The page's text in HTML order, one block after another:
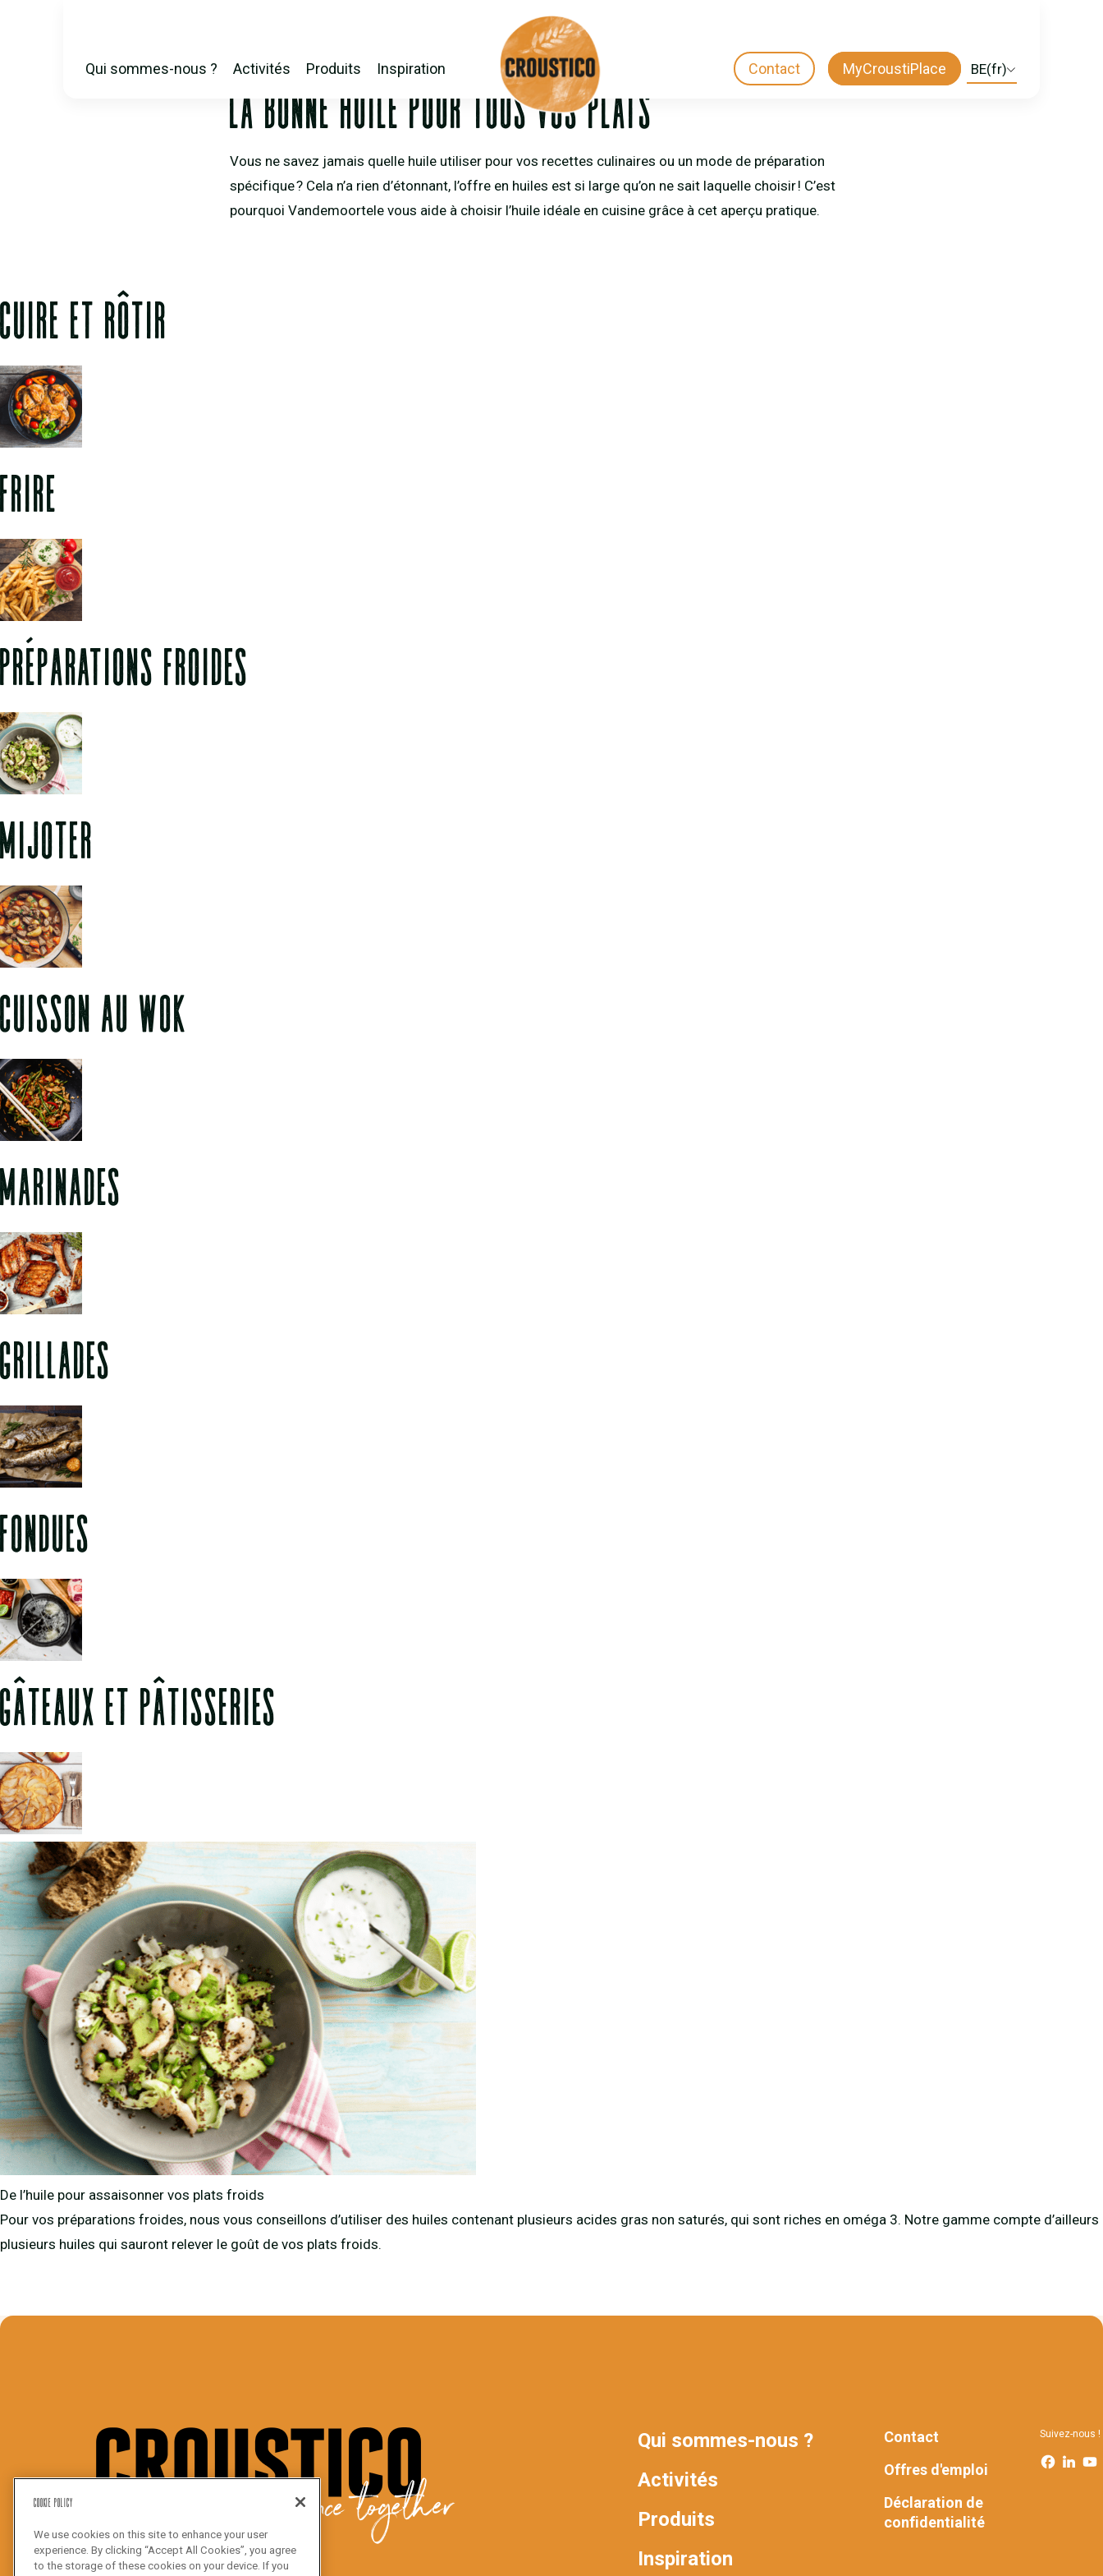
MAIN
Qui sommes-nous ? Activités Produits Inspiration
CTA
MENU
Contact MyCroustiPlace
Select
OLIEWIJZER INTRO FR (DO NOT DELETE)!
LA BONNE HUILE POUR TOUS VOS PLATS
Vous ne savez jamais quelle huile utiliser pour vos recettes culinaires ou un mode de préparation
spécifique ? Cela n’a rien d’étonnant, l’offre en huiles est si large qu’on ne sait laquelle choisir ! C’est
pourquoi Vandemoortele vous aide à choisir l’huile idéale en cuisine grâce à cet aperçu pratique.
CUIRE ET RÔTIR
FRIRE
PRÉPARATIONS FROIDES
MIJOTER
CUISSON AU WOK
MARINADES
GRILLADES
FONDUES
GÂTEAUX ET PÂTISSERIES
De l’huile pour assaisonner vos plats froids
Pour vos préparations froides, nous vous conseillons d’utiliser des huiles contenant plusieurs acides gras non saturés, qui sont riches en oméga 3. Notre gamme compte d’ailleurs
plusieurs huiles qui sauront relever le goût de vos plats froids.
We bake the difference together
MAIN
NAV
Qui sommes-nous ?
Activités
Produits
Inspiration
FOOTER
Contact
Offres d'emploi
Déclaration de
confidentialité
Suivez-nous !
Cookie Policy
We use cookies on this site to enhance your user
experience. By clicking “Accept All Cookies”, you agree
to the storage of these cookies on your device. If you